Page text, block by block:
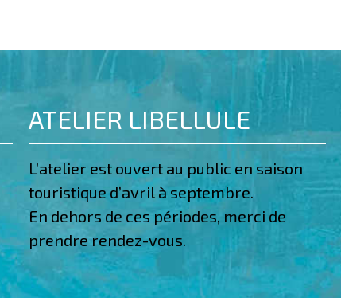
ATELIER LIBELLULE
L’atelier est ouvert au public en saison
touristique d’avril à septembre.
En dehors de ces périodes, merci de
prendre rendez-vous.